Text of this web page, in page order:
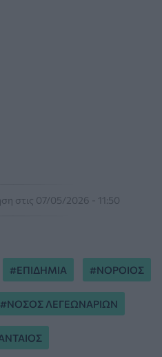
στις 07/05/2026 - 11:50
ΕΠΙΔΗΜΙΑ ΝΟΡΟΙΟΣ
ΝΟΣΟΣ ΛΕΓΕΩΝΑΡΙΩΝ